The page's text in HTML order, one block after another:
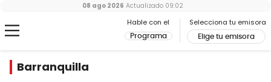
Hable con el
Programa
Selecciona tu emisora
Elige tu emisora
08 ago 2026 Actualizado 09:02
Barranquilla